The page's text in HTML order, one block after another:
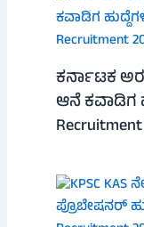
ಕರ್ನಾಟಕ
ಆನೆ ಕವಾಡಿಗ